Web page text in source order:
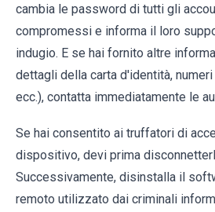
cambia le password di tutti gli
compromessi e informa il loro
indugio. E se hai fornito altre
dettagli della carta d'identità,
ecc.), contatta immediatamente le
Se hai consentito ai truffatori di
dispositivo, devi prima
Successivamente, disinstalla il
remoto utilizzato dai criminali